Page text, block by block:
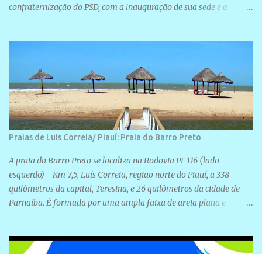
confraternização do PSD, com a inauguração de sua sede e a
Praias de Luis Correia/ Piauí: Praia do Barro Preto
A praia do Barro Preto se localiza na Rodovia PI-116 (lado
esquerdo) - Km 7,5, Luís Correia, região norte do Piauí, a 338
quilômetros da capital, Teresina, e 26 quilômetros da cidade de
Parnaíba. É formada por uma ampla faixa de areia plana e
devido ao extensivo molhe de pedras que não chegam a 2 metros